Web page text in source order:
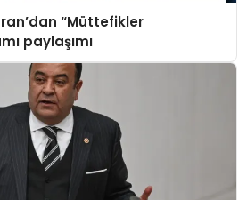
“Müttefikler
paylaşımı